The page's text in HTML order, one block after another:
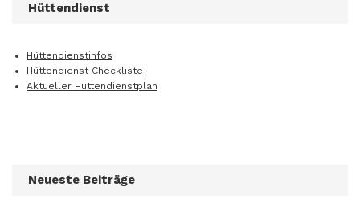
Hüttendienst
Hüttendienstinfos
Hüttendienst Checkliste
Aktueller Hüttendienstplan
Neueste Beiträge